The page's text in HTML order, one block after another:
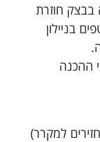
בבצק חוזרת
בניילון
ההכנה
למקרר)